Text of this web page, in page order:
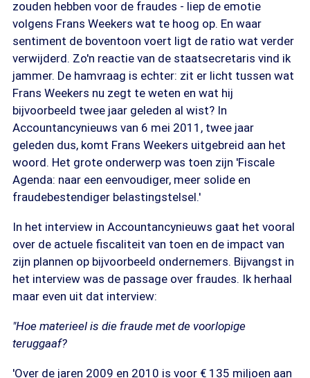
zouden hebben voor de fraudes - liep de emotie
volgens Frans Weekers wat te hoog op. En waar
sentiment de boventoon voert ligt de ratio wat verder
verwijderd. Zo'n reactie van de staatsecretaris vind ik
jammer. De hamvraag is echter: zit er licht tussen wat
Frans Weekers nu zegt te weten en wat hij
bijvoorbeeld twee jaar geleden al wist? In
Accountancynieuws van 6 mei 2011, twee jaar
geleden dus, komt Frans Weekers uitgebreid aan het
woord. Het grote onderwerp was toen zijn 'Fiscale
Agenda: naar een eenvoudiger, meer solide en
fraudebestendiger belastingstelsel.'
In het interview in Accountancynieuws gaat het vooral
over de actuele fiscaliteit van toen en de impact van
zijn plannen op bijvoorbeeld ondernemers. Bijvangst in
het interview was de passage over fraudes. Ik herhaal
maar even uit dat interview:
"Hoe materieel is die fraude met de voorlopige
teruggaaf?
'Over de jaren 2009 en 2010 is voor € 135 miljoen aan